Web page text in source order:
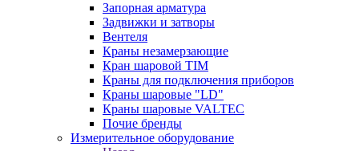
Запорная арматура
Задвижки и затворы
Вентеля
Краны незамерзающие
Кран шаровой TIM
Краны для подключения приборов
Краны шаровые "LD"
Краны шаровые VALTEC
Почие бренды
Измерительное оборудование